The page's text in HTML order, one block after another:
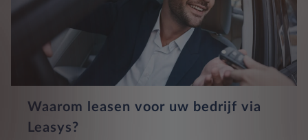
Waarom leasen voor uw bedrijf via
Leasys?